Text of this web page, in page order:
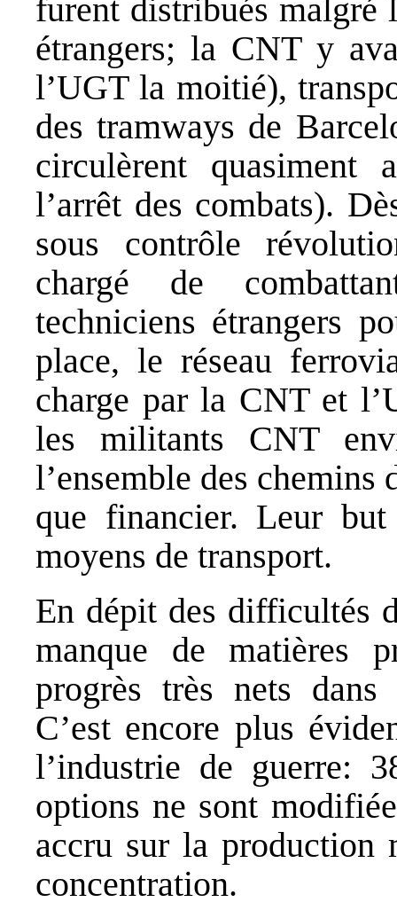
furent distribués malgré
étrangers; la CNT y
l’UGT la moitié),
des tramways de
circulèrent quasiment
l’arrêt des combats).
sous contrôle
chargé de
techniciens étrangers
place, le réseau
charge par la CNT et
les militants CNT
l’ensemble des
que financier. Leur
moyens de transport.
En dépit des difficultés
manque de matières
progrès très nets dans
C’est encore plus
l’industrie de guerre:
options ne sont
accru sur la production
concentration.